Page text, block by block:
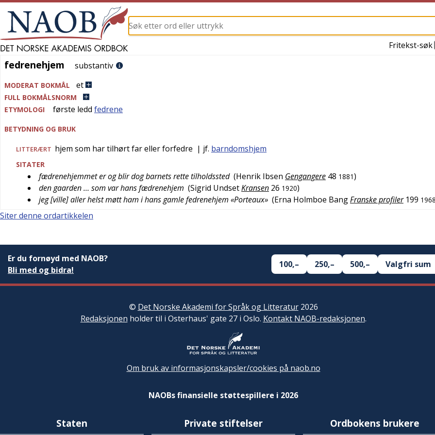
Fritekst-søk
fedrenehjem
fedrenehjem substantiv
MODERAT BOKMÅL et
FULL BOKMÅLSNORM
ETYMOLOGI
første ledd fedrene
BETYDNING OG BRUK
LITTERÆRT hjem som har tilhørt far eller forfedre | jf. barndomshjem
SITATER
fædrenehjemmet er og blir dog barnets rette tilholdssted (Henrik Ibsen Gengangere 48 1881)
den gaarden … som var hans fædrenehjem (Sigrid UndsetKransen 26 1920)
jeg [ville] aller helst møtt ham i hans gamle fedrenehjem «Porteaux» (Erna Holmboe BangFranske profiler 199
Siter denne ordartikkelen
Er du fornøyd med NAOB?
Bli med og bidra!
100,– 250,– 500,– Valgfri sum
© Det Norske Akademi for Språk og Litteratur2026
Redaksjonen holder til i Osterhaus' gate 27 i Oslo. Kontakt NAOB-redaksjonen.
Om bruk av informasjonskapsler/cookies på naob.no
NAOBs finansielle støttespillere i 2026
Staten Private stiftelser Ordbokens brukere